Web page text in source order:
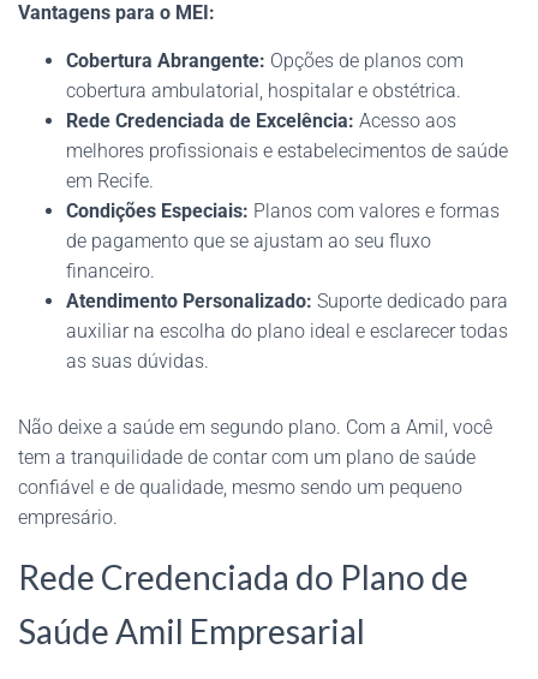
Vantagens para o MEI:
Cobertura Abrangente: Opções de planos com
cobertura ambulatorial, hospitalar e obstétrica.
Rede Credenciada de Excelência: Acesso aos
melhores profissionais e estabelecimentos de saúde
em Recife.
Condições Especiais: Planos com valores e formas
de pagamento que se ajustam ao seu fluxo
financeiro.
Atendimento Personalizado: Suporte dedicado para
auxiliar na escolha do plano ideal e esclarecer todas
as suas dúvidas.
Não deixe a saúde em segundo plano. Com a Amil, você
tem a tranquilidade de contar com um plano de saúde
confiável e de qualidade, mesmo sendo um pequeno
empresário.
Rede Credenciada do Plano de
Saúde Amil Empresarial